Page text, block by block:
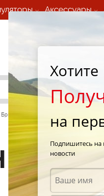
Аксессуары
(круглосуточно по всем
/
Хотите
на
Подпишитесь на
новости